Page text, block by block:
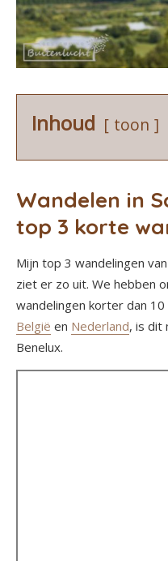
Inhoud toon
Wandelen in
top 3 korte
Mijn top 3 wandelingen
ziet er zo uit. We hebben
wandelingen korter dan 10
België en Nederland, is dit
Benelux.